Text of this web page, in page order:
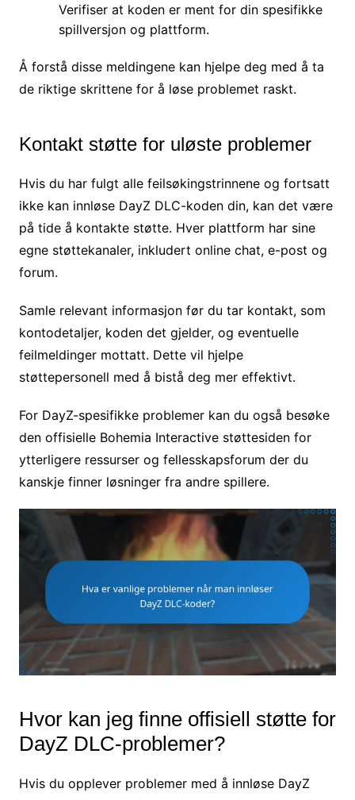
Verifiser at koden er ment for din spesifikke
spillversjon og plattform.
Å forstå disse meldingene kan hjelpe deg med å ta
de riktige skrittene for å løse problemet raskt.
Kontakt støtte for uløste problemer
Hvis du har fulgt alle feilsøkingstrinnene og fortsatt
ikke kan innløse DayZ DLC-koden din, kan det være
på tide å kontakte støtte. Hver plattform har sine
egne støttekanaler, inkludert online chat, e-post og
forum.
Samle relevant informasjon før du tar kontakt, som
kontodetaljer, koden det gjelder, og eventuelle
feilmeldinger mottatt. Dette vil hjelpe
støttepersonell med å bistå deg mer effektivt.
For DayZ-spesifikke problemer kan du også besøke
den offisielle Bohemia Interactive støttesiden for
ytterligere ressurser og fellesskapsforum der du
kanskje finner løsninger fra andre spillere.
Hvor kan jeg finne offisiell støtte for
DayZ DLC-problemer?
Hvis du opplever problemer med å innløse DayZ